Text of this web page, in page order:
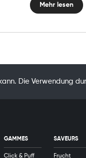
Mehr lesen
Die Verwendung
GAMMES
Click & Puff
SAVEURS
Frucht